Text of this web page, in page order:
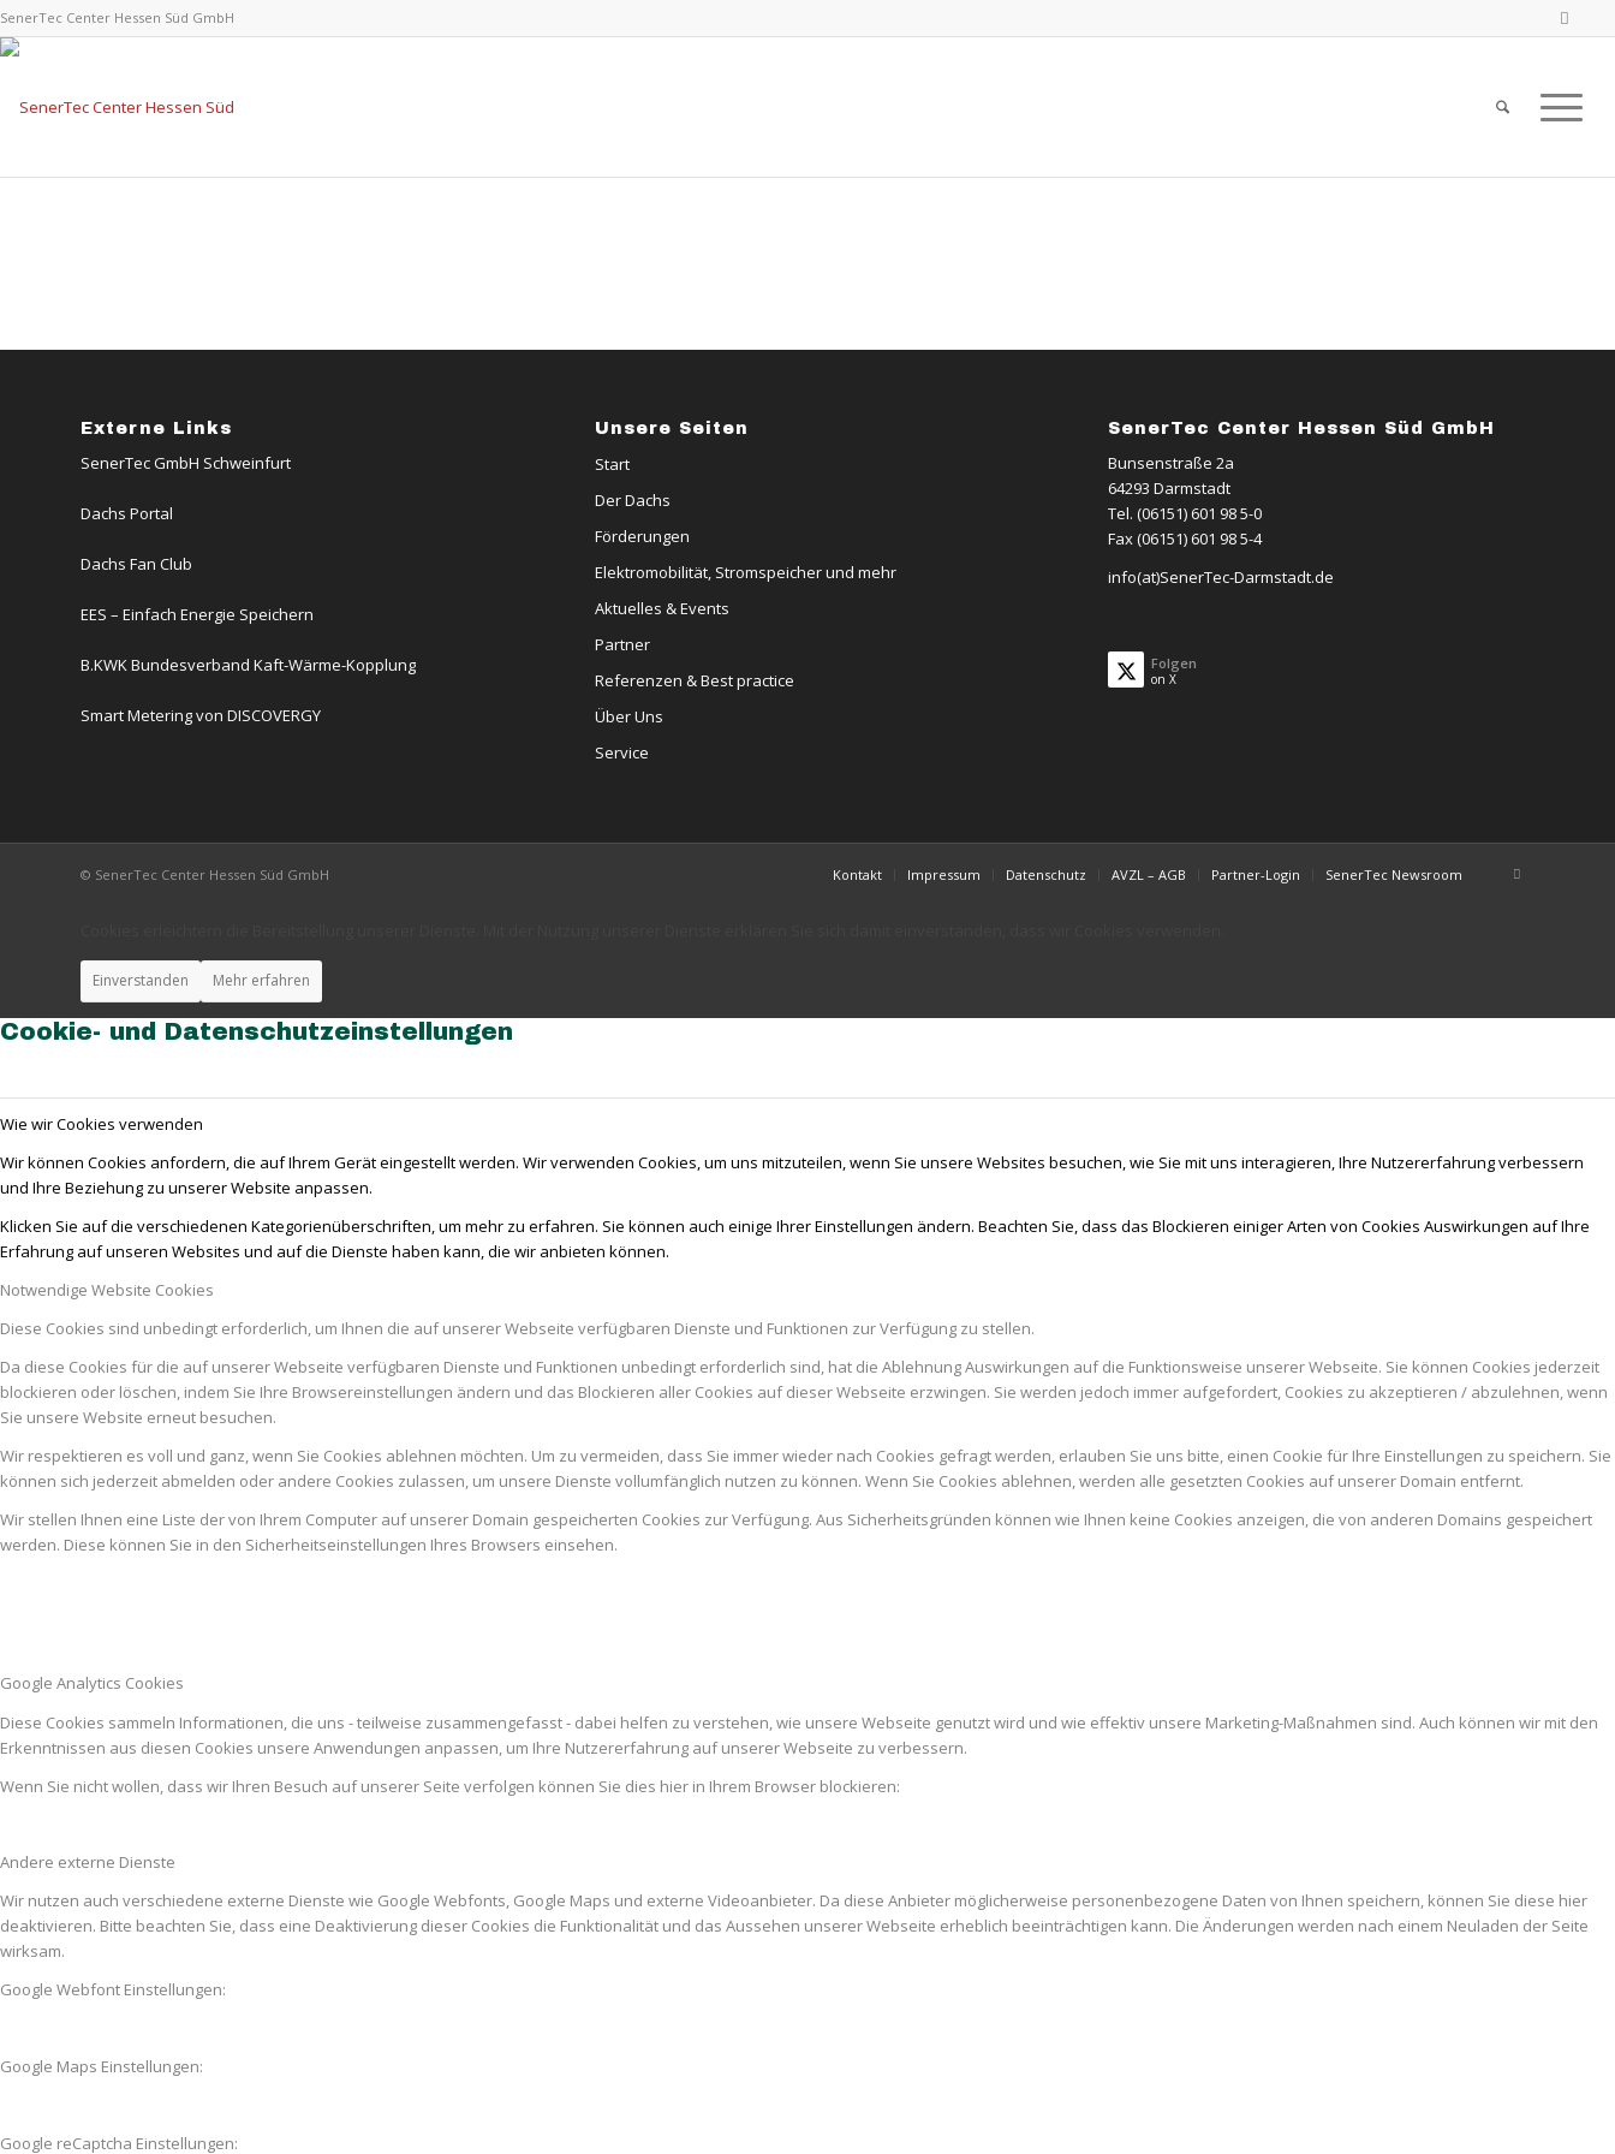
SenerTec Center Hessen Süd GmbH
Externe Links
SenerTec GmbH Schweinfurt
Dachs Portal
Dachs Fan Club
EES – Einfach Energie Speichern
B.KWK Bundesverband Kaft-Wärme-Kopplung
Smart Metering von DISCOVERGY
Unsere Seiten
Start
Der Dachs
Förderungen
Elektromobilität, Stromspeicher und mehr
Aktuelles & Events
Partner
Referenzen & Best practice
Über Uns
Service
SenerTec Center Hessen Süd GmbH
Bunsenstraße 2a
64293 Darmstadt
Tel. (06151) 601 98 5-0
Fax (06151) 601 98 5-4
info(at)SenerTec-Darmstadt.de
Folgen
on X
© SenerTec Center Hessen Süd GmbH Kontakt Impressum Datenschutz AVZL – AGB Partner-Login SenerTec Newsroom
Einverstanden Mehr erfahren
Cookie- und Datenschutzeinstellungen
Wie wir Cookies verwenden
Wir können Cookies anfordern, die auf Ihrem Gerät eingestellt werden. Wir verwenden Cookies, um uns mitzuteilen, wenn Sie unsere Websites besuchen, wie Sie mit uns interagieren, Ihre Nutzererfahrung verbessern
und Ihre Beziehung zu unserer Website anpassen.
Klicken Sie auf die verschiedenen Kategorienüberschriften, um mehr zu erfahren. Sie können auch einige Ihrer Einstellungen ändern. Beachten Sie, dass das Blockieren einiger Arten von Cookies Auswirkungen auf Ihre
Erfahrung auf unseren Websites und auf die Dienste haben kann, die wir anbieten können.
Notwendige Website Cookies
Diese Cookies sind unbedingt erforderlich, um Ihnen die auf unserer Webseite verfügbaren Dienste und Funktionen zur Verfügung zu stellen.
Da diese Cookies für die auf unserer Webseite verfügbaren Dienste und Funktionen unbedingt erforderlich sind, hat die Ablehnung Auswirkungen auf die Funktionsweise unserer Webseite. Sie können Cookies jederzeit
blockieren oder löschen, indem Sie Ihre Browsereinstellungen ändern und das Blockieren aller Cookies auf dieser Webseite erzwingen. Sie werden jedoch immer aufgefordert, Cookies zu akzeptieren / abzulehnen, wenn
Sie unsere Website erneut besuchen.
Wir respektieren es voll und ganz, wenn Sie Cookies ablehnen möchten. Um zu vermeiden, dass Sie immer wieder nach Cookies gefragt werden, erlauben Sie uns bitte, einen Cookie für Ihre Einstellungen zu speichern. Sie
können sich jederzeit abmelden oder andere Cookies zulassen, um unsere Dienste vollumfänglich nutzen zu können. Wenn Sie Cookies ablehnen, werden alle gesetzten Cookies auf unserer Domain entfernt.
Wir stellen Ihnen eine Liste der von Ihrem Computer auf unserer Domain gespeicherten Cookies zur Verfügung. Aus Sicherheitsgründen können wie Ihnen keine Cookies anzeigen, die von anderen Domains gespeichert
werden. Diese können Sie in den Sicherheitseinstellungen Ihres Browsers einsehen.
Google Analytics Cookies
Diese Cookies sammeln Informationen, die uns - teilweise zusammengefasst - dabei helfen zu verstehen, wie unsere Webseite genutzt wird und wie effektiv unsere Marketing-Maßnahmen sind. Auch können wir mit den
Erkenntnissen aus diesen Cookies unsere Anwendungen anpassen, um Ihre Nutzererfahrung auf unserer Webseite zu verbessern.
Wenn Sie nicht wollen, dass wir Ihren Besuch auf unserer Seite verfolgen können Sie dies hier in Ihrem Browser blockieren:
Andere externe Dienste
Wir nutzen auch verschiedene externe Dienste wie Google Webfonts, Google Maps und externe Videoanbieter. Da diese Anbieter möglicherweise personenbezogene Daten von Ihnen speichern, können Sie diese hier
deaktivieren. Bitte beachten Sie, dass eine Deaktivierung dieser Cookies die Funktionalität und das Aussehen unserer Webseite erheblich beeinträchtigen kann. Die Änderungen werden nach einem Neuladen der Seite
wirksam.
Google Webfont Einstellungen:
Google Maps Einstellungen:
Google reCaptcha Einstellungen: